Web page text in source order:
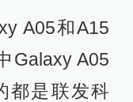
A05和A15
Galaxy A05
都是联发科